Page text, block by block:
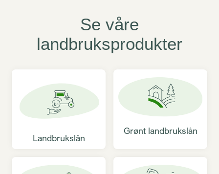
Se våre
landbruksprodukter
Landbrukslån
Grønt landbrukslån